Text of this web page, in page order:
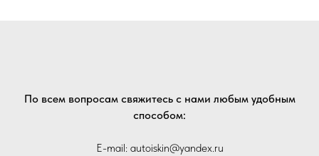
По всем вопросам свяжитесь с нами любым удобным
способом:
E-mail: autoiskin@yandex.ru